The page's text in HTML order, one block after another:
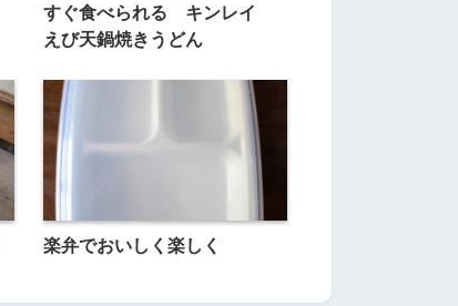
すぐ食べられる キンレイ
えび天鍋焼きうどん
楽弁でおいしく楽しく